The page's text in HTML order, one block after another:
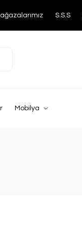
S.S.S
Mobilya